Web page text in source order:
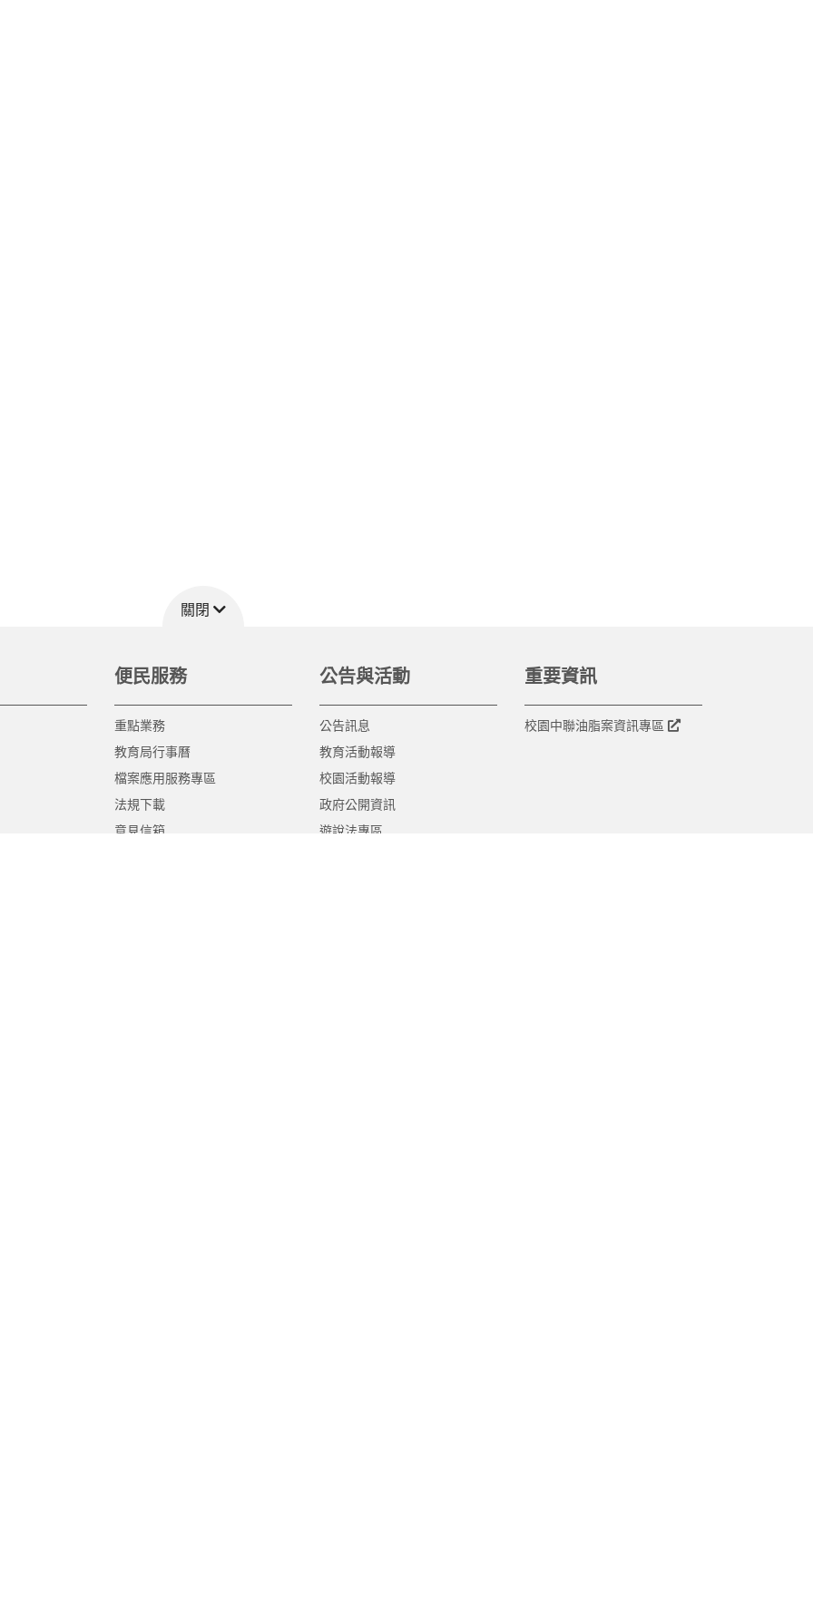
關閉
便民服務
重點業務
教育局行事曆
檔案應用服務專區
法規下載
意見信箱
公告與活動
公告訊息
教育活動報導
校園活動報導
政府公開資訊
遊說法專區
重要資訊
校園中聯油脂案資訊專區